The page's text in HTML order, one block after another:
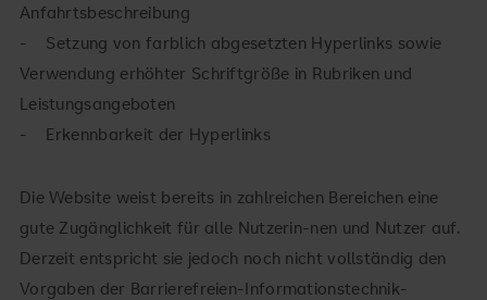
Anfahrtsbeschreibung
- Setzung von farblich abgesetzten Hyperlinks sowie
Verwendung erhöhter Schriftgröße in Rubriken und
Leistungsangeboten
- Erkennbarkeit der Hyperlinks
Die Website weist bereits in zahlreichen Bereichen eine
gute Zugänglichkeit für alle Nutzerin-nen und Nutzer auf.
Derzeit entspricht sie jedoch noch nicht vollständig den
Vorgaben der Barrierefreien-Informationstechnik-